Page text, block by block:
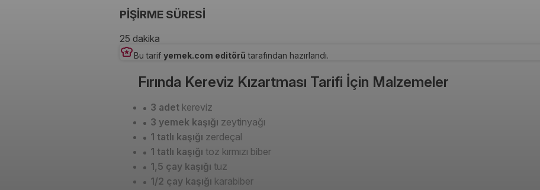
PİŞİRME SÜRESİ
25 dakika
Bu tarif yemek.com editörü tarafından hazırlandı.
Fırında Kereviz Kızartması Tarifi İçin Malzemeler
3 adet kereviz
3 yemek kaşığı zeytinyağı
1 tatlı kaşığı zerdeçal
1 tatlı kaşığı toz kırmızı biber
1,5 çay kaşığı tuz
1/2 çay kaşığı karabiber